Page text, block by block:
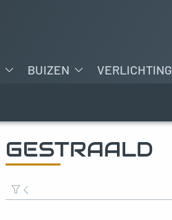
BUIZEN VERLICHTING
GESTRAALD